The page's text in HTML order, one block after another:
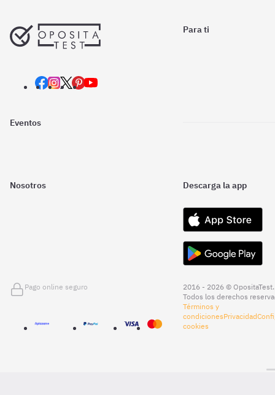
Para ti
Eventos
Nosotros Descarga la app
Pago online seguro
2016 - 2026 © OpositaTest.
Todos los derechos
Términos y
condicionesPrivacidad
cookies